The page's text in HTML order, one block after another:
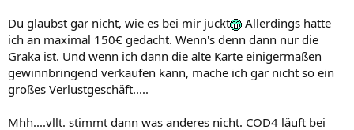
Du glaubst gar nicht, wie es bei mir juckt
Allerdings hatte
ich an maximal 150€ gedacht. Wenn's denn dann nur die
Graka ist. Und wenn ich dann die alte Karte einigermaßen
gewinnbringend verkaufen kann, mache ich gar nicht so ein
großes Verlustgeschäft.....
Mhh....vllt. stimmt dann was anderes nicht. COD4 läuft bei